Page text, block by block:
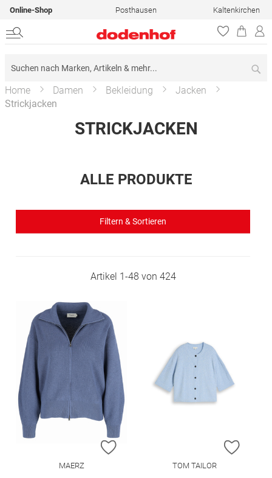
Online-Shop Posthausen Kaltenkirchen
Home Damen Bekleidung
Jacken
Strickjacken
STRICKJACKEN
ALLE PRODUKTE
Filtern & Sortieren
Artikel 1-48 von 424
ZUR WUNSCHLISTE HINZUFÜGEN
MAERZ
ZUR
TOM TAILOR